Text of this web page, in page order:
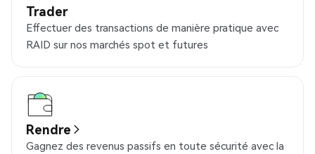
Trader
Effectuer des transactions de manière pratique avec
RAID sur nos marchés spot et futures
Rendre
Gagnez des revenus passifs en toute sécurité avec la